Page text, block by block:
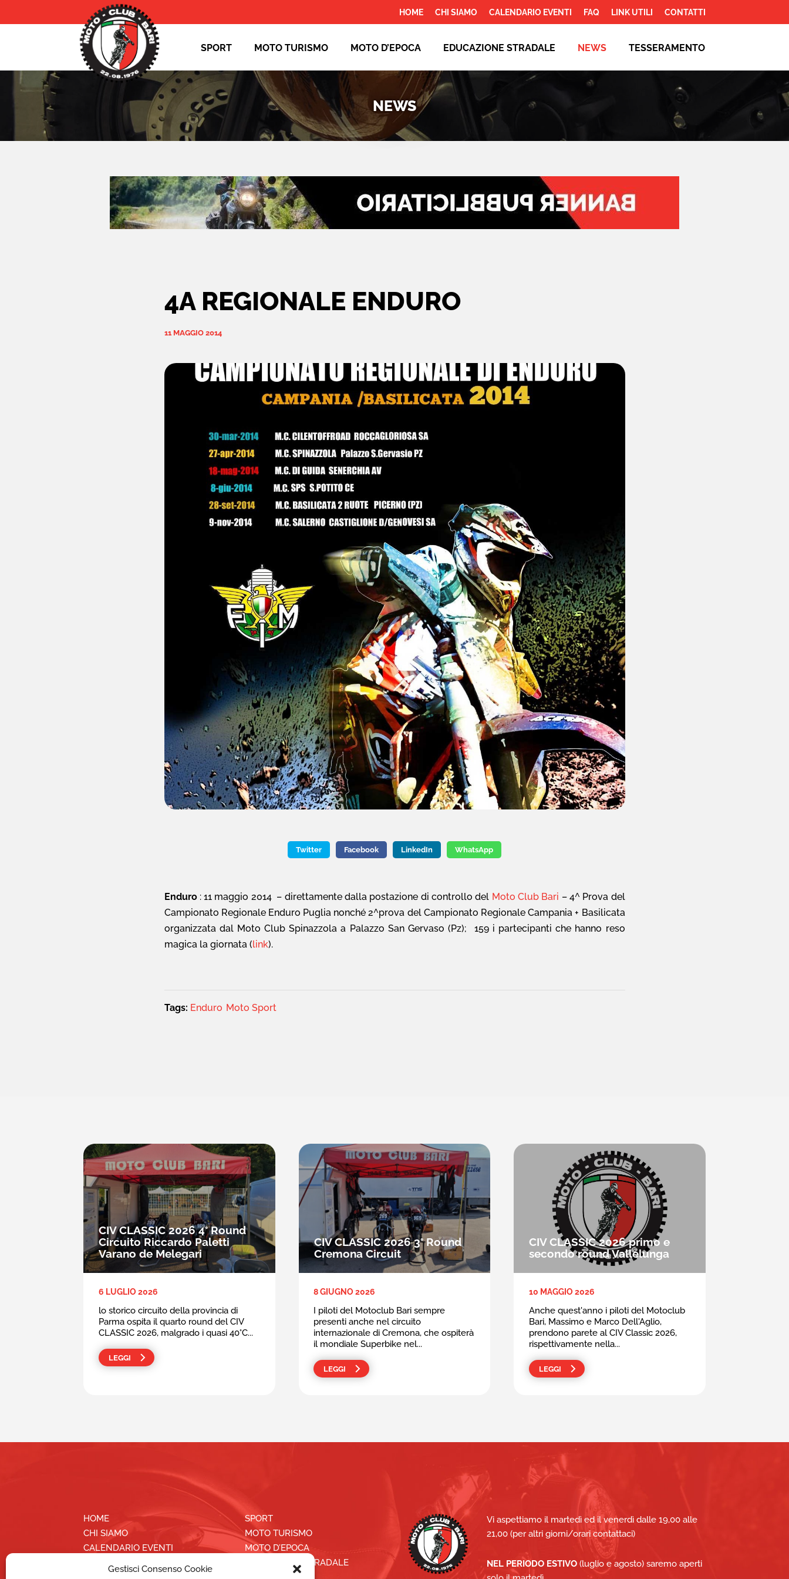
Gestisci Consenso Cookie
HOME CHI SIAMO CALENDARIO EVENTI FAQ LINK UTILI CONTATTI
SPORT MOTO TURISMO MOTO D’EPOCA EDUCAZIONE STRADALE NEWS TESSERAMENTO
NEWS
4A REGIONALE ENDURO
11 MAGGIO 2014
Twitter Facebook LinkedIn WhatsApp
Enduro‬: 11 maggio 2014 – direttamente dalla postazione di controllo del Moto Club Bari – 4^ Prova del
Campionato Regionale Enduro ‪‎Puglia‬ nonché 2^prova del Campionato Regionale Campania + Basilicata
organizzata dal Moto Club ‪‎Spinazzola ‬a Palazzo San Gervaso (Pz); 159 i partecipanti che hanno reso
magica la giornata (link).
Tags: Enduro Moto Sport
CIV CLASSIC 2026 4° Round
Circuito Riccardo Paletti
Varano de Melegari
6 LUGLIO 2026
lo storico circuito della provincia di
Parma ospita il quarto round del CIV
CLASSIC 2026, malgrado i quasi 40°C...
LEGGI
CIV CLASSIC 2026 3° Round
Cremona Circuit
8 GIUGNO 2026
I piloti del Motoclub Bari sempre
presenti anche nel circuito
internazionale di Cremona, che ospiterà
il mondiale Superbike nel...
LEGGI
CIV CLASSIC 2026 primo e
secondo round Vallelunga
10 MAGGIO 2026
Anche quest'anno i piloti del Motoclub
Bari, Massimo e Marco Dell'Aglio,
prendono parete al CIV Classic 2026,
rispettivamente nella...
LEGGI
HOME
CHI SIAMO
CALENDARIO EVENTI
SPORT
MOTO TURISMO
MOTO D’EPOCA
EDUCAZIONE STRADALE
Vi aspettiamo il martedì ed il venerdì dalle 19,00 alle
21,00 (per altri giorni/orari contattaci)
NEL PERIODO ESTIVO (luglio e agosto) saremo aperti